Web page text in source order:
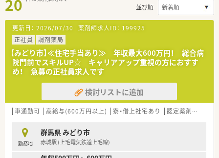
20
並び順
更新日： 2026/07/30 薬剤師求人ID： 199925
正社員
調剤薬局
【みどり市】≪住宅手当あり≫ 年収最大600万円！ 総合病
院門前でスキルUP☆ キャリアアップ重視の方におすす
め！ 急募の正社員求人です
検討リストに追加
車通勤可 高給与(600万円以上) 寮・借上社宅あり 認定薬剤師取得支援あり
勤務地
群馬県 みどり市
赤城駅 (上毛電気鉄道上毛線)